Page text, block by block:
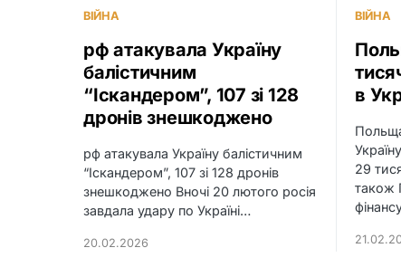
ВІЙНА
рф атакувала Україну
балістичним
“Іскандером”, 107 зі 128
дронів знешкоджено
рф атакувала Україну балістичним
“Іскандером”, 107 зі 128 дронів
знешкоджено Вночі 20 лютого росія
завдала удару по Україні…
20.02.2026
ВІЙНА
в
29
також